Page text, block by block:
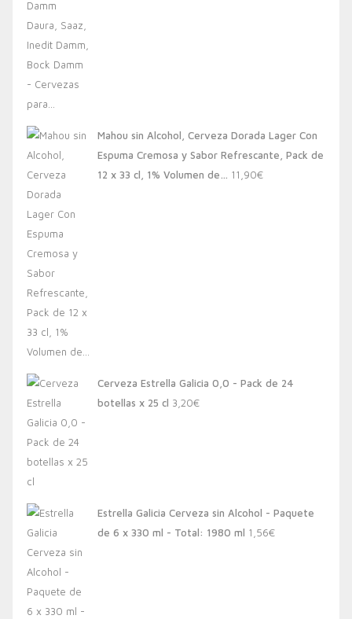
Mahou sin Alcohol, Cerveza Dorada Lager Con
Espuma Cremosa y Sabor Refrescante, Pack de
12 x 33 cl, 1% Volumen de… 11,90€
Cerveza Estrella Galicia 0,0 - Pack de 24
botellas x 25 cl 3,20€
Estrella Galicia Cerveza sin Alcohol - Paquete
de 6 x 330 ml - Total: 1980 ml 1,56€